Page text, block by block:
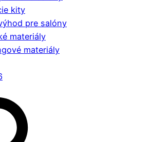
kity
pre salóny
materiály
materiály